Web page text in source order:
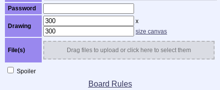
Password
Drawing
x
size canvas
File(s) Drag files to upload or click here to select them
Spoiler
Board Rules